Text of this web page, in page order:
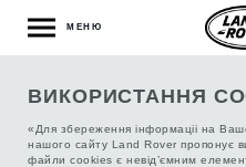
ВИКОРИСТАННЯ
«Для збереження інформаціі на
нашого сайту Land Rover пропонує
файли cookies є невід’ємним
МЕНЮ
ОФИЦИАЛЬНЫЕ
С